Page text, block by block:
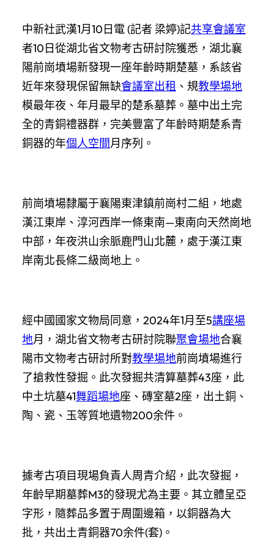
中新社武漢1月10日電 (記者 梁婷)記共享會議室
者10日從湖北省文物考古研討院獲悉，湖北襄
陽前崗墳場新發現一座年齡時期楚墓，系該省
近年來發現保留無缺會議室出租 、規教學場地
模最年夜、年月最早的楚系墓葬。墓中出土完
全的青銅禮器群，完美豐富了年齡時期楚系青
銅器的年個人空間月序列。
前崗墳場隸屬于襄陽東津鎮前崗村二組，地處
漢江東岸、淳河西岸一條東南—東南向天然崗地
中部，年夜洪山余脈鹿門山北麓，處于漢江東
岸南北長條二級崗地上。
經中國國家文物局同意，2024年1月至5講座場
地月，湖北省文物考古研討院聯聚會場地合襄
陽市文物考古研討所對教學場地前崗墳場進行
了搶救性發掘。此次發掘共清算墓葬43座，此
中土坑墓41舞蹈場地座、磚室墓2座，出土銅、
陶、瓷、玉等質地遺物200余件。
據考古項目現場負責人周青介紹，此次發掘，
年齡早期墓葬M3的發現尤為主要。其立體呈亞
字形，隨葬品多置于周圍邊箱，以銅器為大
批，共出土青銅器70余件(套)。